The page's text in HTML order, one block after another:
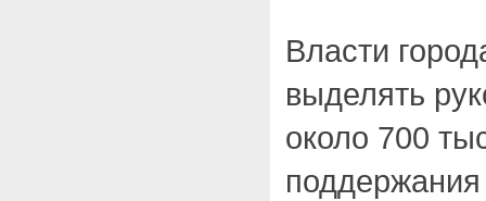
Власти
выделять
около 700